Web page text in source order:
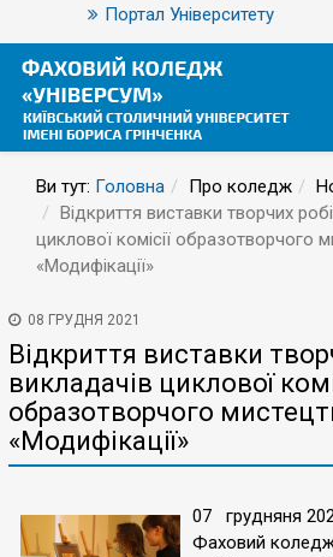
Портал Університету
Ви тут: Головна Про коледж
Відкриття виставки творчих
циклової комісії образотворчого
«Модифікації»
08 ГРУДНЯ 2021
Відкриття виставки
викладачів циклової
образотворчого
«Модифікації»
07 грудняня
Фаховий коледж